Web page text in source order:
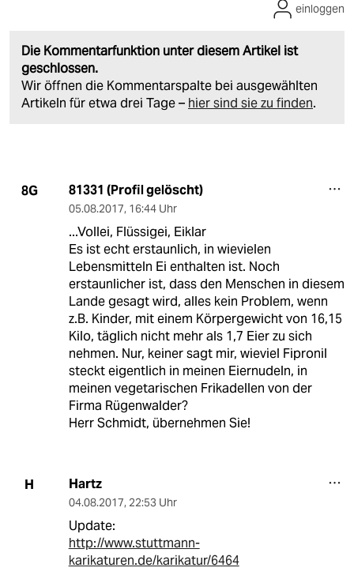
Die Kommentarfunktion unter diesem Artikel ist
geschlossen.
Wir öffnen die Kommentarspalte bei ausgewählten
Artikeln für etwa drei Tage – hier sind sie zu finden.
einloggen
8G 81331 (Profil gelöscht)
05.08.2017, 16:44 Uhr
...Vollei, Flüssigei, Eiklar
Es ist echt erstaunlich, in wievielen
Lebensmitteln Ei enthalten ist. Noch
erstaunlicher ist, dass den Menschen in diesem
Lande gesagt wird, alles kein Problem, wenn
z.B. Kinder, mit einem Körpergewicht von 16,15
Kilo, täglich nicht mehr als 1,7 Eier zu sich
nehmen. Nur, keiner sagt mir, wieviel Fipronil
steckt eigentlich in meinen Eiernudeln, in
meinen vegetarischen Frikadellen von der
Firma Rügenwalder?
Herr Schmidt, übernehmen Sie!
H Hartz
04.08.2017, 22:53 Uhr
Update:
http://www.stuttmann-
karikaturen.de/karikatur/6464